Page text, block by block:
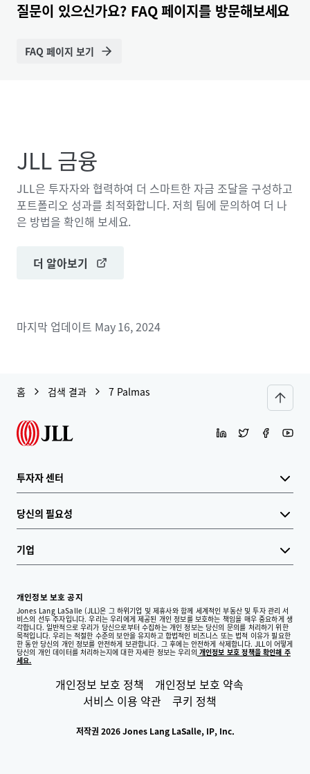
질문이 있으신가요? FAQ 페이지를 방문해보세요
FAQ 페이지 보기
JLL 금융
JLL은 투자자와 협력하여 더 스마트한 자금 조달을 구성하고
포트폴리오 성과를 최적화합니다. 저희 팀에 문의하여 더 나
은 방법을 확인해 보세요.
더 알아보기
마지막 업데이트 May 16, 2024
홈 검색 결과 7 Palmas
투자자 센터
당신의 필요성
기업
개인정보 보호 공지
Jones Lang LaSalle (JLL)은 그 하위기업 및 제휴사와 함께 세계적인 부동산 및 투자 관리 서
비스의 선두 주자입니다. 우리는 우리에게 제공된 개인 정보를 보호하는 책임을 매우 중요하게 생
각합니다. 일반적으로 우리가 당신으로부터 수집하는 개인 정보는 당신의 문의를 처리하기 위한
목적입니다. 우리는 적절한 수준의 보안을 유지하고 합법적인 비즈니스 또는 법적 이유가 필요한
한 동안 당신의 개인 정보를 안전하게 보관합니다. 그 후에는 안전하게 삭제합니다. JLL이 어떻게
당신의 개인 데이터를 처리하는지에 대한 자세한 정보는 우리의 개인정보 보호 정책을 확인해 주
세요.
개인정보 보호 정책
개인정보 보호 약속
서비스 이용 약관
쿠키 정책
저작권 2026 Jones Lang LaSalle, IP, Inc.